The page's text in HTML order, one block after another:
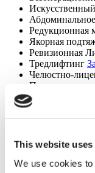
This website
We use cookies
Редукционная
Якорная
Ревизионная
Тредлифтинг
Челюстно-
Повторная
Поясная
уменьшение лба
Этническая
Пластическая
Удаление